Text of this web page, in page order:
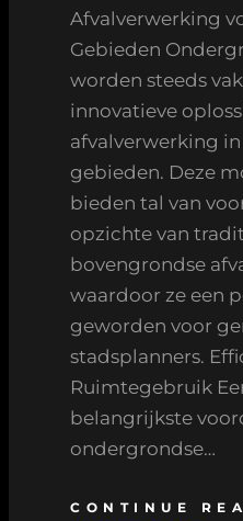
Afvalverwerking
Gebieden
worden steeds
innovatieve
afvalverwerking
gebieden. Deze
bieden tal van
opzichte van
bovengrondse
waardoor ze een
geworden voor
stadsplanners.
Ruimtegebruik
belangrijkste
ondergrondse…
CONTINUE